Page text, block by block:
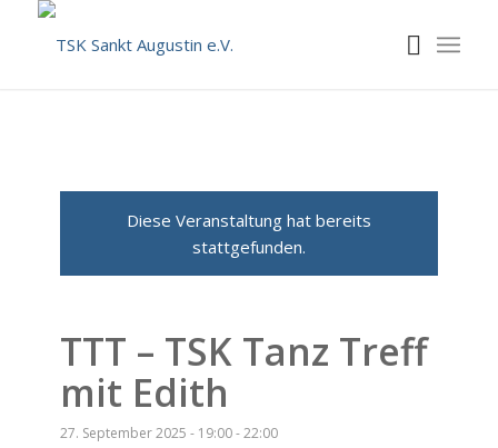
Diese Veranstaltung hat bereits
stattgefunden.
TTT – TSK Tanz Treff
mit Edith
27. September 2025 - 19:00-22:00